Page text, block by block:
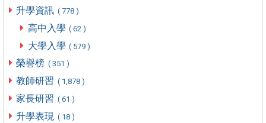
升學資訊 ( 778 )
高中入學 ( 62 )
大學入學 ( 579 )
榮譽榜 ( 351 )
教師研習 ( 1,878 )
家長研習 ( 61 )
升學表現 ( 18 )